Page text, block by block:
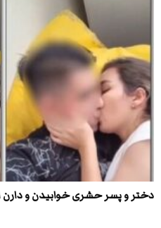
دختر و پسر حشری خوابیدن و